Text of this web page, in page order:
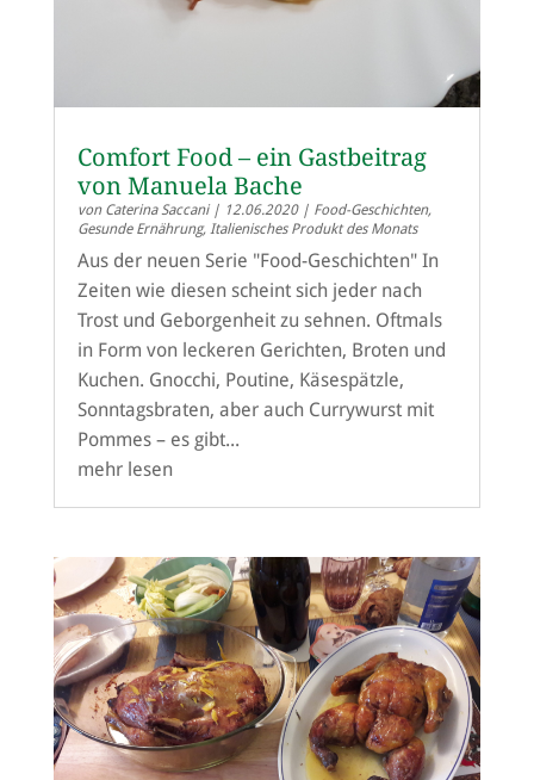
Comfort Food – ein Gastbeitrag
von Manuela Bache
von Caterina Saccani| 12.06.2020| Food-Geschichten,
Gesunde Ernährung, Italienisches Produkt des Monats
Aus der neuen Serie "Food-Geschichten" In
Zeiten wie diesen scheint sich jeder nach
Trost und Geborgenheit zu sehnen. Oftmals
in Form von leckeren Gerichten, Broten und
Kuchen. Gnocchi, Poutine, Käsespätzle,
Sonntagsbraten, aber auch Currywurst mit
Pommes – es gibt...
mehr lesen